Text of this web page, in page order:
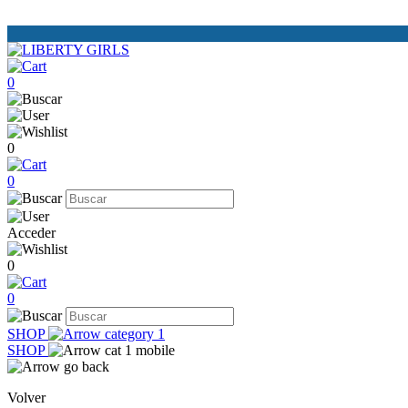
0
0
0
Acceder
0
0
SHOP
SHOP
Volver